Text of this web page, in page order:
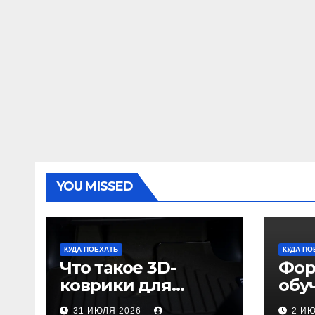
YOU MISSED
КУДА ПОЕХАТЬ
Что такое 3D-
коврики для
автомобиля и
31 ИЮЛЯ 2026
КУДА
2